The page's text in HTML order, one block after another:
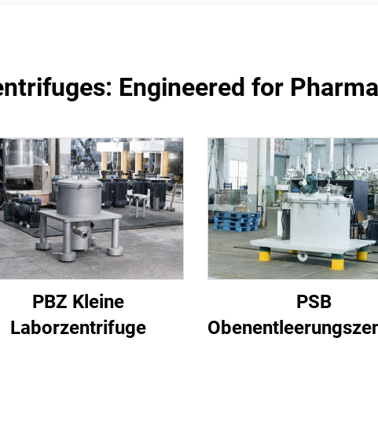
Engineered for
PBZ Kleine
Laborzentrifuge
PSB